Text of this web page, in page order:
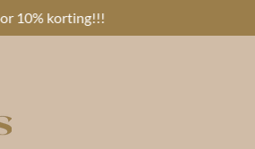
10% korting!!!